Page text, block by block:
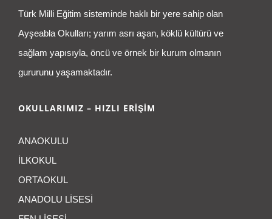
Türk Milli Eğitim sisteminde haklı bir yere sahip olan
Ayşeabla Okulları; yarım asrı aşan, köklü kültürü ve
sağlam yapısıyla, öncü ve örnek bir kurum olmanın
gururunu yaşamaktadır.
OKULLARIMIZ – HIZLI ERİŞİM
ANAOKULU
İLKOKUL
ORTAOKUL
ANADOLU LİSESİ